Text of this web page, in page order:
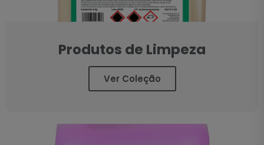
Produtos de Limpeza
Ver Coleção